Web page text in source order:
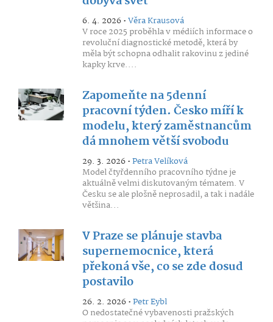
6. 4. 2026 •Věra Krausová
V roce 2025 proběhla v médiích informace o
revoluční diagnostické metodě, která by
měla být schopna odhalit rakovinu z jediné
kapky krve....
Zapomeňte na 5denní
pracovní týden. Česko míří k
modelu, který zaměstnancům
dá mnohem větší svobodu
29. 3. 2026 •Petra Velíková
Model čtyřdenního pracovního týdne je
aktuálně velmi diskutovaným tématem. V
Česku se ale plošně neprosadil, a tak i nadále
většina...
V Praze se plánuje stavba
supernemocnice, která
překoná vše, co se zde dosud
postavilo
26. 2. 2026 •Petr Eybl
O nedostatečné vybavenosti pražských